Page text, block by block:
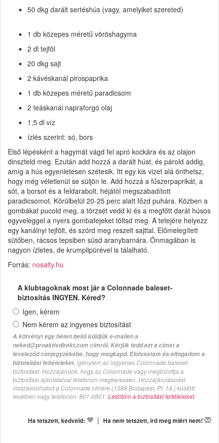
50 dkg darált sertéshús (vagy, amelyiket szereted)
1 db közepes méretű vöröshagyma
2 dl tejföl
20 dkg sajt
2 kávéskanál pirospaprika
1 db közepes méretű paradicsom
2 teáskanál napraforgó olaj
1,5 dl víz
ízlés szerint: só, bors
Első lépésként a hagymát vágd fel apró kockára és az olajon
dinszteld meg. Ezután add hozzá a darált húst, és párold addig,
amíg a hús egyenletesen szétesik. Itt egy kis vizet alá önthetsz,
hogy még véletlenül se süljön le. Add hozzá a fűszerpaprikát, a
sót, a borsot és a feldarabolt, héjától megszabadított
paradicsomot. Körülbelül 20-25 perc alatt főzd puhára. Közben a
gombákat pucold meg, a törzsét vedd ki és a megfőtt darát húsos
egyveleggel a nyers gombafejeket töltsd meg. A tetejére helyezz
egy kanálnyi tejfölt, és szórd meg reszelt sajttal. Előmelegített
sütőben, rácsos tepsiben süsd aranybarnára. Önmagában is
nagyon ízletes, de krumplipürével is tálalható.
Forrás: nosalty.hu
A klubtagoknak most jár a Colonnade baleset-
biztosítás INGYEN. Kéred?
Igen, kérem
Nem kérem az ingyenes biztosítást
A kötvényt egy héten belül küldjük e-mailen a
neked@proaktivdirekt.com címről. Kérjük tedd ezt a címet a
leveleződ címjegyzékébe, hogy megkapd. Elolvastam és elfogadom a
biztosítási feltételeket, igénylem az ingyenes Colonnade baleset-
biztosítást. Hozzájárulok, hogy az Colonnade vagy megbízottja a
biztosítási ajánlataival telefonon megkeressen. Hozzájárulásodat
visszavonhatod a Colonnade címére (1388 Budapest, Pf. 14.) küldött
levélben vagy telefonon: 801-0801. Letöltöm a biztosítási feltételeket.
Ha tetszett, kedveld: | Ha nem tetszett, írd meg miért nem!